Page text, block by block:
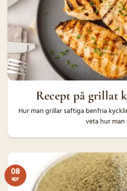
Recept på grillat
Hur man grillar saftiga benfria
veta hur man
08
apr